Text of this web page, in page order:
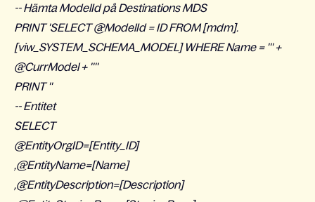
-- Hämta ModelId på Destinations MDS
PRINT 'SELECT @ModelId = ID FROM [mdm].
[viw_SYSTEM_SCHEMA_MODEL] WHERE Name = ''' +
@CurrModel + ''''
PRINT ''
-- Entitet
SELECT
@EntityOrgID=[Entity_ID]
,@EntityName=[Name]
,@EntityDescription=[Description]